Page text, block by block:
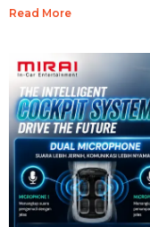
Read More